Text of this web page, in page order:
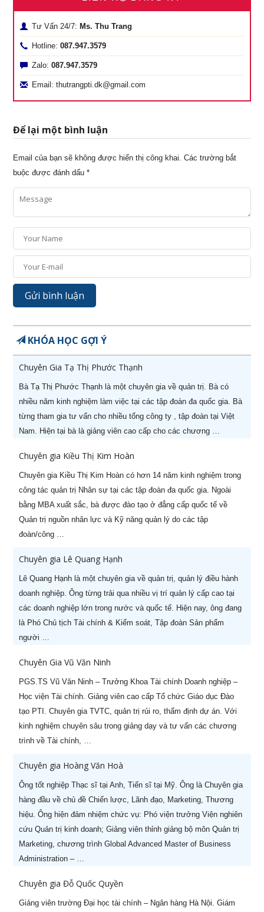
Tư Vấn 24/7: Ms. Thu Trang
Hotline:087.947.3579
Zalo:087.947.3579
Email: thutrangpti.dk@gmail.com
Để lại một bình luận
Email của bạn sẽ không được hiển thị công khai.
Các trường bắt
buộc được đánh dấu*
KHÓA HỌC GỢI Ý
Chuyên Gia Tạ Thị Phước Thạnh
Bà Tạ Thị Phước Thạnh là một chuyên gia về quản trị. Bà có
nhiều năm kinh nghiệm làm việc tại các tập đoàn đa quốc gia. Bà
từng tham gia tư vấn cho nhiều tổng công ty , tập đoàn tại Việt
Nam. Hiện tại bà là giảng viên cao cấp cho các chương …
Chuyên gia Kiều Thị Kim Hoàn
Chuyên gia Kiều Thị Kim Hoàn có hơn 14 năm kinh nghiệm trong
công tác quản trị Nhân sự tại các tập đoàn đa quốc gia. Ngoài
bằng MBA xuất sắc, bà được đào tạo ở đẳng cấp quốc tế về
Quản trị nguồn nhân lực và Kỹ năng quản lý do các tập
đoàn/công …
Chuyên gia Lê Quang Hạnh
Lê Quang Hạnh là một chuyên gia về quản trị, quản lý điều hành
doanh nghiệp. Ông từng trải qua nhiều vị trí quản lý cấp cao tại
các doanh nghiệp lớn trong nước và quốc tế. Hiện nay, ông đang
là Phó Chủ tịch Tài chính & Kiểm soát, Tập đoàn Sản phẩm
người …
Chuyên Gia Vũ Văn Ninh
PGS.TS Vũ Văn Ninh – Trưởng Khoa Tài chính Doanh nghiệp –
Học viện Tài chính. Giảng viên cao cấp Tổ chức Giáo dục Đào
tạo PTI. Chuyên gia TVTC, quản trị rủi ro, thẩm định dự án. Với
kinh nghiệm chuyên sâu trong giảng dạy và tư vấn các chương
trình về Tài chính, …
Chuyên gia Hoàng Văn Hoà
Ông tốt nghiệp Thạc sĩ tại Anh, Tiến sĩ tại Mỹ. Ông là Chuyên gia
hàng đầu về chủ đề Chiến lược, Lãnh đạo, Marketing, Thương
hiệu. Ông hiện đảm nhiệm chức vụ: Phó viện trưởng Viện nghiên
cứu Quản trị kinh doanh; Giảng viên thỉnh giảng bộ môn Quản trị
Marketing, chương trình Global Advanced Master of Business
Administration – …
Chuyên gia Đỗ Quốc Quyền
Giảng viên trường Đại học tài chính – Ngân hàng Hà Nội. Giám